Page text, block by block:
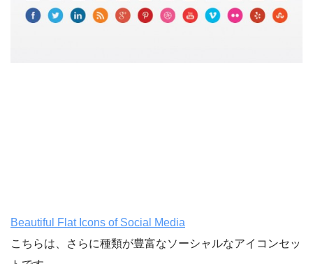
Beautiful Flat Icons of Social Media
こちらは、さらに種類が豊富なソーシャルなアイコンセッ